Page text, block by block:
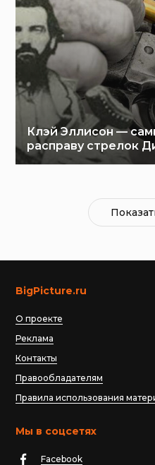
Клэй Эллисон —
расправу стрелок
BigPicture.ru
О проекте
Реклама
Контакты
Правообладателям
Правила использования
Мы в соцсетях
Facebook